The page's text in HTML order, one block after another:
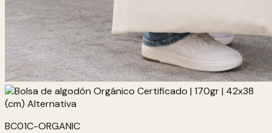
BC01C-ORGANIC